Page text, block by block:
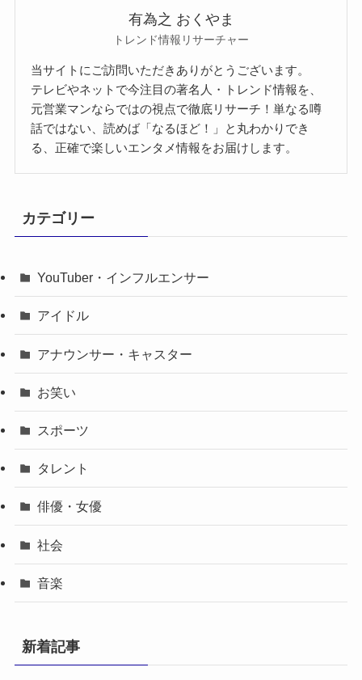
有為之 おくやま
トレンド情報リサーチャー
当サイトにご訪問いただきありがとうございます。
テレビやネットで今注目の著名人・トレンド情報を、
元営業マンならではの視点で徹底リサーチ！単なる噂
話ではない、読めば「なるほど！」と丸わかりでき
る、正確で楽しいエンタメ情報をお届けします。
カテゴリー
YouTuber・インフルエンサー
アイドル
アナウンサー・キャスター
お笑い
スポーツ
タレント
俳優・女優
社会
音楽
新着記事